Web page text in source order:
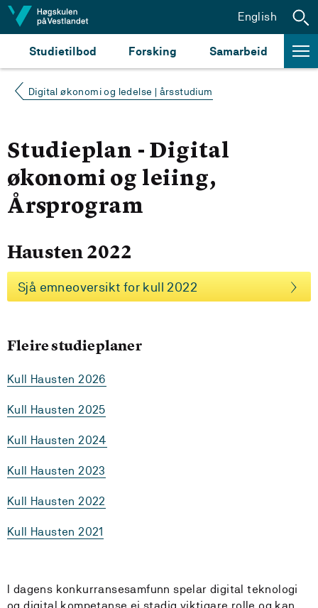
Hopp til innhald
Studietilbod Forsking Samarbeid
English
Digital økonomi og ledelse | årsstudium
Studieplan - Digital
økonomi og leiing,
Årsprogram
Hausten 2022
Sjå emneoversikt for kull 2022
Fleire studieplaner
Kull Hausten 2026
Kull Hausten 2025
Kull Hausten 2024
Kull Hausten 2023
Kull Hausten 2022
Kull Hausten 2021
I dagens konkurransesamfunn spelar digital teknologi